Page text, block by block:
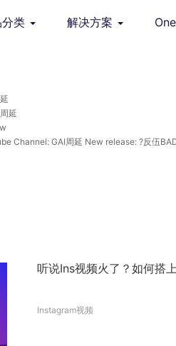
类 解决方案
延
Channel: GAI周延 New release: ?反伍
听说Ins视频火了？如何搭
Instagram视频